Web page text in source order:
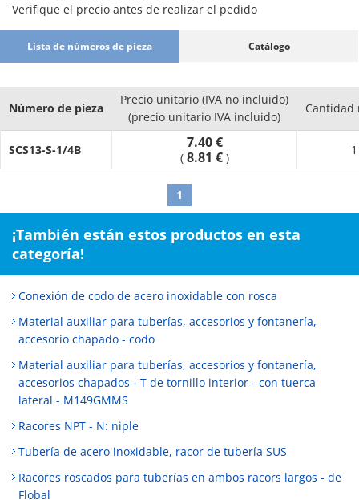
Verifique el precio antes de realizar el pedido
Lista de números de pieza Catálogo
Número de pieza
Precio unitario (IVA no incluido)
(precio unitario IVA incluido)
Cantidad
SCS13-S-1/4B 7.40 €
( 8.81 € )
1
¡También están estos productos en esta
categoría!
Conexión de codo de acero inoxidable con rosca
Material auxiliar para tuberías, accesorios y fontanería,
accesorio chapado - codo
Material auxiliar para tuberías, accesorios y fontanería,
accesorios chapados - T de tornillo interior - con tuerca
lateral - M149GMMS
Racores NPT - N: niple
Tubería de acero inoxidable, racor de tubería SUS
Racores roscados para tuberías en ambos racors largos - de
Flobal